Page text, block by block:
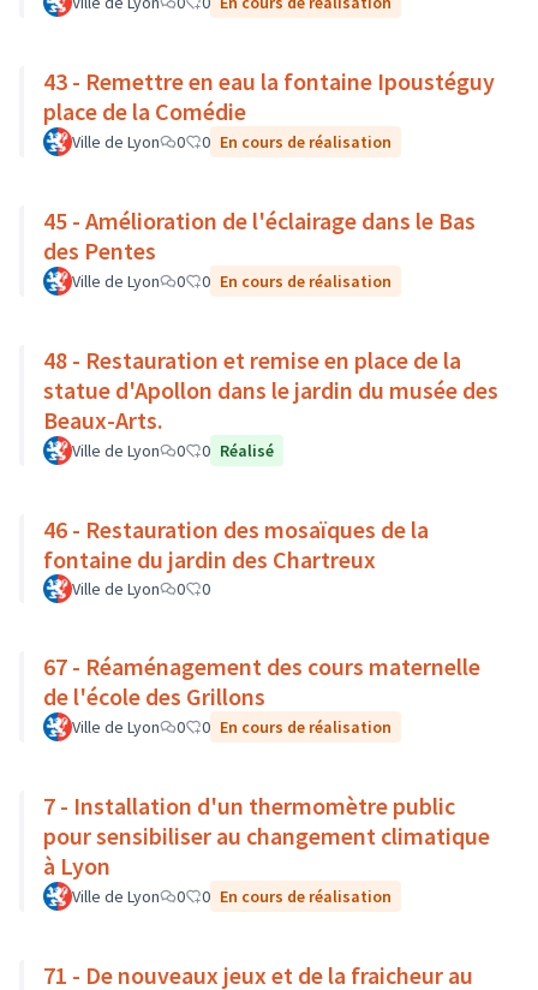
43 - Remettre en eau la fontaine Ipoustéguy
place de la Comédie
Ville de Lyon 0 0 En cours de réalisation
45 - Amélioration de l'éclairage dans le Bas
des Pentes
Ville de Lyon 0 0 En cours de réalisation
48 - Restauration et remise en place de la
statue d'Apollon dans le jardin du musée des
Beaux-Arts.
Ville de Lyon 0 0 Réalisé
46 - Restauration des mosaïques de la
fontaine du jardin des Chartreux
Ville de Lyon 0 0
67 - Réaménagement des cours maternelle
de l'école des Grillons
Ville de Lyon 0 0 En cours de réalisation
7 - Installation d'un thermomètre public
pour sensibiliser au changement climatique
à Lyon
Ville de Lyon 0 0 En cours de réalisation
71 - De nouveaux jeux et de la fraicheur au